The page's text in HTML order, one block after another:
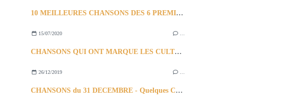
10 MEILLEURES CHANSONS DES 6 PREMIERS MOIS de l'ANNEE 2020
15/07/2020
CHANSONS QUI ONT MARQUE LES CULTURES AFRICAINES -1ère PARTIE -
26/12/2019
CHANSONS du 31 DECEMBRE - Quelques CHANSONS Souvenirs ?